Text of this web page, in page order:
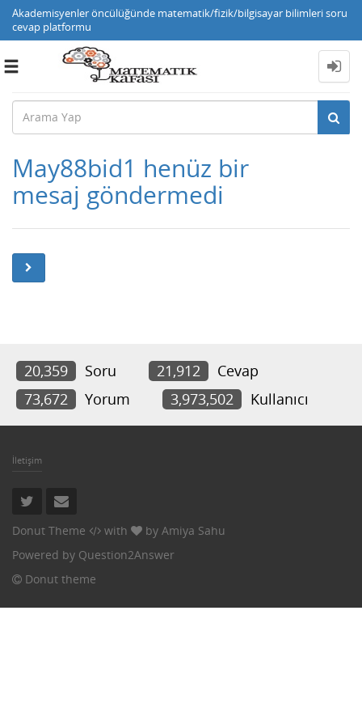
Akademisyenler öncülüğünde matematik/fizik/bilgisayar bilimleri soru
cevap platformu
Toggle
May88bid1 henüz bir
mesaj göndermedi
20,359 Soru 21,912
Cevap
73,672
Yorum 3,973,502 Kullanıcı
İletişim
Donut Theme with by Amiya Sahu
Powered by Question2Answer
Donut theme